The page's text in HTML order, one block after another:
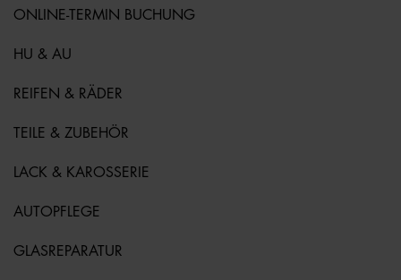
ONLINE-TERMIN BUCHUNG
HU & AU
REIFEN & RÄDER
TEILE & ZUBEHÖR
LACK & KAROSSERIE
AUTOPFLEGE
GLASREPARATUR